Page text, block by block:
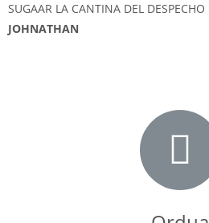
SUGAAR LA CANTINA DEL DESPECHO
JOHNATHAN